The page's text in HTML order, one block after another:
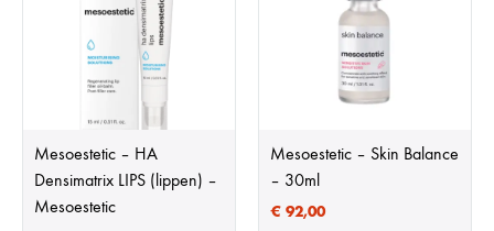
Mesoestetic – HA
Densimatrix LIPS (lippen) –
Mesoestetic
Mesoestetic – Skin Balance
– 30ml
€ 92,00